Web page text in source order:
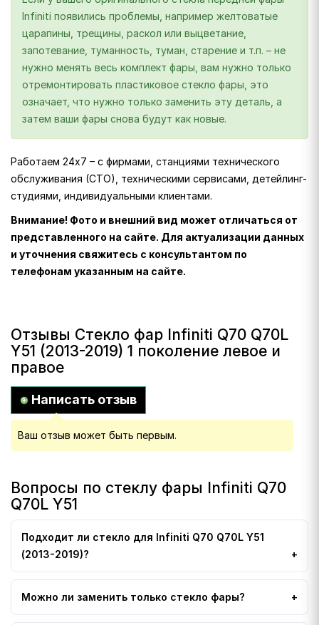
Infiniti появились проблемы, например желтоватые
царапины, трещины, раскол или выцветание,
запотевание, туманность, туман, старение и т.п. – не
нужно менять весь комплект фары, вам нужно только
отремонтировать пластиковое стекло фары, это
означает, что нужно только заменить эту деталь, а
затем ваши фары снова будут как новые.
Работаем 24х7 – с фирмами, станциями технического
обслуживания (СТО), техническими сервисами, детейлинг-
студиями, индивидуальными клиентами.
Внимание! Фото и внешний вид может отличаться от
представленного на сайте. Для актуализации данных
и уточнения свяжитесь с консультантом по
телефонам указанным на сайте.
Отзывы Стекло фар Infiniti Q70 Q70L
Y51 (2013-2019) 1 поколение левое и
правое
Написать отзыв
Ваш отзыв может быть первым.
Вопросы по стеклу фары Infiniti Q70
Q70L Y51
Подходит ли стекло для Infiniti Q70 Q70L Y51
(2013-2019)?
Можно ли заменить только стекло фары?